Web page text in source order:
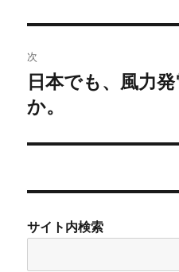
ビ
ゲ
ー
シ
投
稿:
次
次
の
稿:
日本でも、風力
か。
サイト内検索